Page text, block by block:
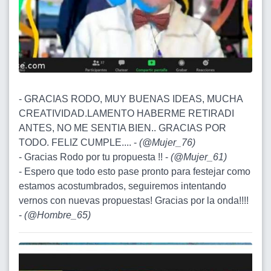
- GRACIAS RODO, MUY BUENAS IDEAS, MUCHA
CREATIVIDAD.LAMENTO HABERME RETIRADI
ANTES, NO ME SENTIA BIEN.. GRACIAS POR
TODO. FELIZ CUMPLE.... - (@Mujer_76)
- Gracias Rodo por tu propuesta !! - (@Mujer_61)
- Espero que todo esto pase pronto para festejar como
estamos acostumbrados, seguiremos intentando
vernos con nuevas propuestas! Gracias por la onda!!!!
- (@Hombre_65)